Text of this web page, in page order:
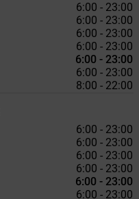
6:00 - 23:00
6:00 - 23:00
6:00 - 23:00
6:00 - 23:00
6:00 - 23:00
6:00 - 23:00
8:00 - 22:00
6:00 - 23:00
6:00 - 23:00
6:00 - 23:00
6:00 - 23:00
6:00 - 23:00
6:00 - 23:00